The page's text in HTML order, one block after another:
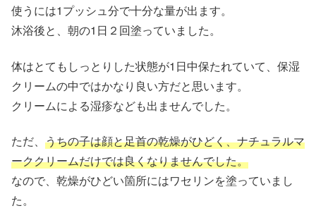
使うには1プッシュ分で十分な量が出ます。
沐浴後と、朝の1日２回塗っていました。
体はとてもしっとりした状態が1日中保たれていて、保湿
クリームの中ではかなり良い方だと思います。
クリームによる湿疹なども出ませんでした。
ただ、 うちの子は顔と足首の乾燥がひどく、ナチュラルマ
ーククリームだけでは良くなりませんでした。
なので、乾燥がひどい箇所にはワセリンを塗っていまし
た。